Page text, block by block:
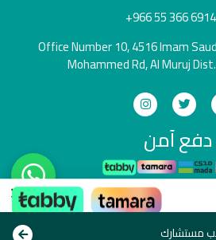
+966 55 366 6914
Office Number 10, 4516 Imam
Mohammed Rd, Al Muruj
دفع آمن
Copyright © All rights
مستشارك
×